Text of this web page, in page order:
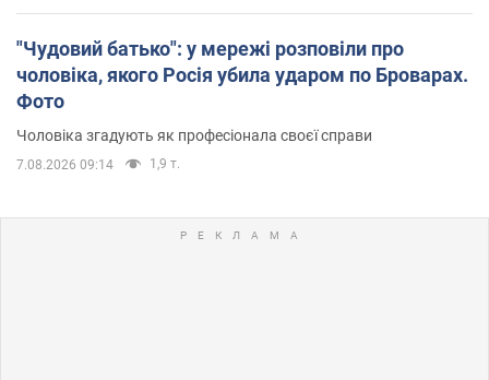
"Чудовий батько": у мережі розповіли про
чоловіка, якого Росія убила ударом по Броварах.
Фото
Чоловіка згадують як професіонала своєї справи
7.08.2026 09:14 1,9 т.